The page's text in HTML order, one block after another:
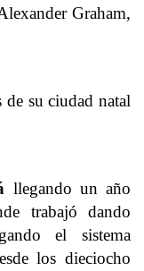
Graham,
de su ciudad natal
llegando un año
trabajó dando
el sistema
los dieciocho